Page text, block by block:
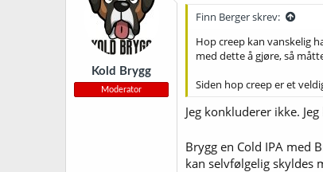
j
o
e
r
Kold Brygg
Moderator
Finn Berger skrev:
Hop creep kan vanskelig
med dette å gjøre, så
Siden hop creep er et
Jeg konkluderer ikke.
Brygg en Cold IPA med
kan selvfølgelig skyldes